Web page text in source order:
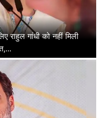
राहुल गांधी को नहीं मिली